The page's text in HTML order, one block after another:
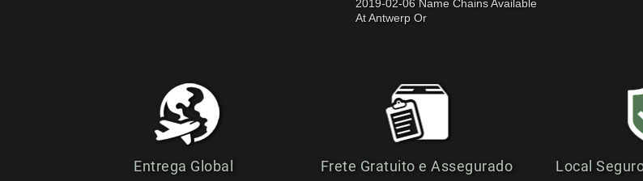
2019-02-06 Name Chains Available
At Antwerp Or
Entrega Global Frete Gratuito e Assegurado Local